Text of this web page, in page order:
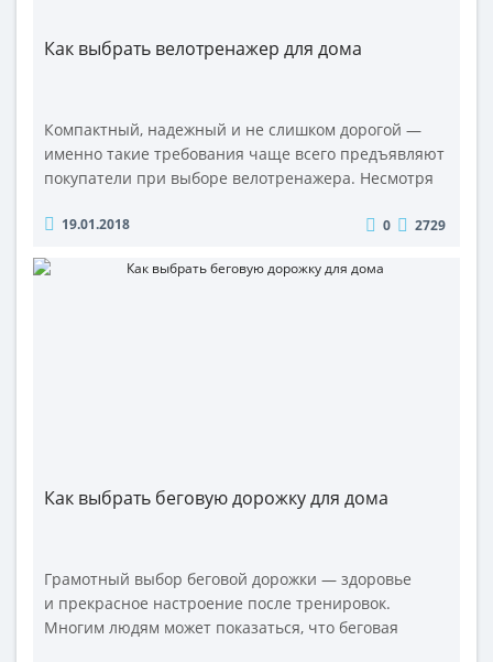
Как выбрать велотренажер для дома
Компактный, надежный и не слишком дорогой —
именно такие требования чаще всего предъявляют
покупатели при выборе велотренажера. Несмотря
из них отличается специфическими особенностями
велотренажер, чтобы он использовался по прямому
19.01.2018 0 2729
Как выбрать беговую дорожку для дома
Грамотный выбор беговой дорожки — здоровье
и прекрасное настроение после тренировок.
Многим людям может показаться, что беговая